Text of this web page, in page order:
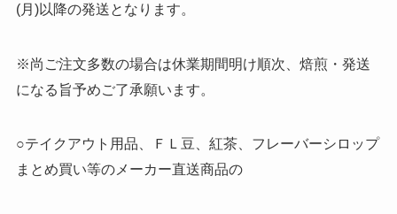
(月)以降の発送となります。
※尚ご注文多数の場合は休業期間明け順次、焙煎・発送
になる旨予めご了承願います。
○テイクアウト用品、ＦＬ豆、紅茶、フレーバーシロップ
まとめ買い等のメーカー直送商品の